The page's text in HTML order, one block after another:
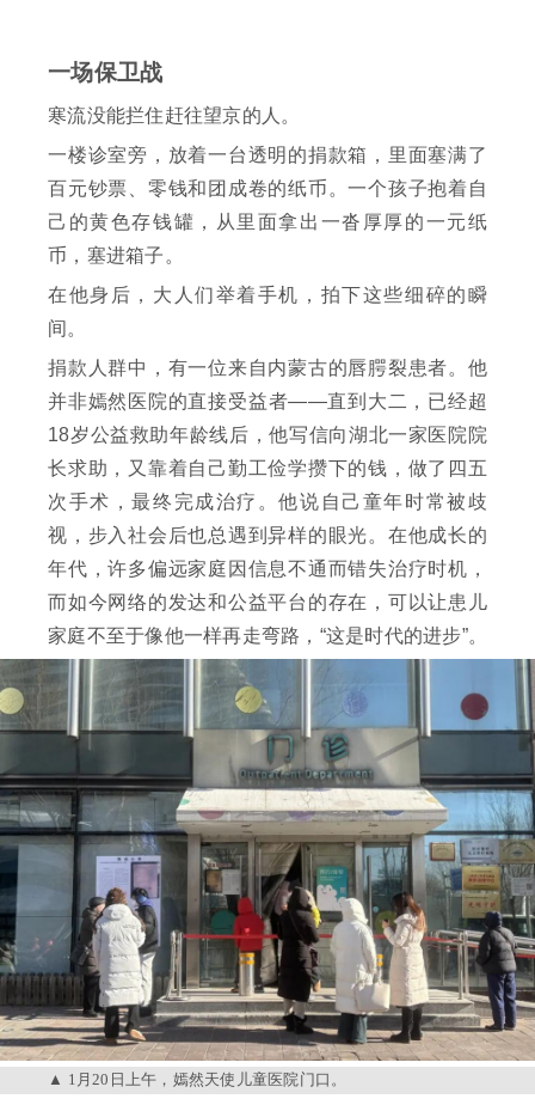
一场保卫战
寒流没能拦住赶往望京的人。
一楼诊室旁，放着一台透明的捐款箱，里面塞满了
百元钞票、零钱和团成卷的纸币。一个孩子抱着自
己的黄色存钱罐，从里面拿出一沓厚厚的一元纸
币，塞进箱子。
在他身后，大人们举着手机，拍下这些细碎的瞬
间。
捐款人群中，有一位来自内蒙古的唇腭裂患者。他
并非嫣然医院的直接受益者——直到大二，已经超
18岁公益救助年龄线后，他写信向湖北一家医院院
长求助，又靠着自己勤工俭学攒下的钱，做了四五
次手术，最终完成治疗。他说自己童年时常被歧
视，步入社会后也总遇到异样的眼光。在他成长的
年代，许多偏远家庭因信息不通而错失治疗时机，
而如今网络的发达和公益平台的存在，可以让患儿
家庭不至于像他一样再走弯路，“这是时代的进步”。
1月20日上午，嫣然天使儿童医院门口。